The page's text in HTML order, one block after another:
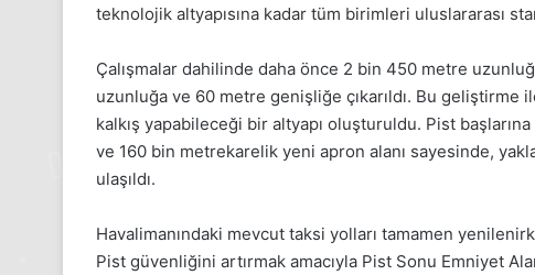
teknolojik altyapısına kadar tüm birimleri uluslararası
Çalışmalar dahilinde daha önce 2 bin 450 metre
uzunluğa ve 60 metre genişliğe çıkarıldı. Bu
kalkış yapabileceği bir altyapı oluşturuldu. Pist
ve 160 bin metrekarelik yeni apron alanı sayesinde,
ulaşıldı.
Havalimanındaki mevcut taksi yolları tamamen
Pist güvenliğini artırmak amacıyla Pist Sonu Emniyet
Kasım
Pazartesi
2025,
Gıynık
Medya
manşetleri
24 Kasım 2025
Medya manşetleri
Aralık
2025,
Gıynık
Medya